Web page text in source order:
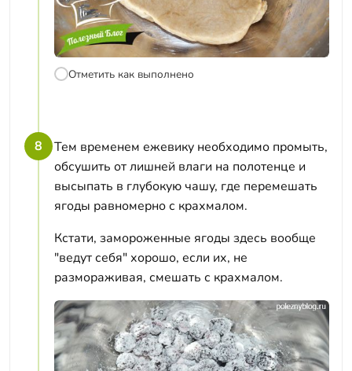
Отметить как выполнено
8
Тем временем ежевику необходимо промыть,
обсушить от лишней влаги на полотенце и
высыпать в глубокую чашу, где перемешать
ягоды равномерно с крахмалом.
Кстати, замороженные ягоды здесь вообще
"ведут себя" хорошо, если их, не
размораживая, смешать с крахмалом.